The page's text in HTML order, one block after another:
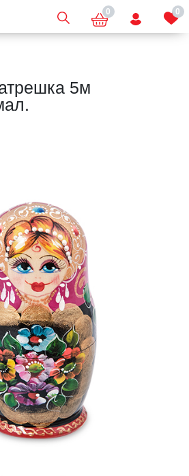
0 0
5м